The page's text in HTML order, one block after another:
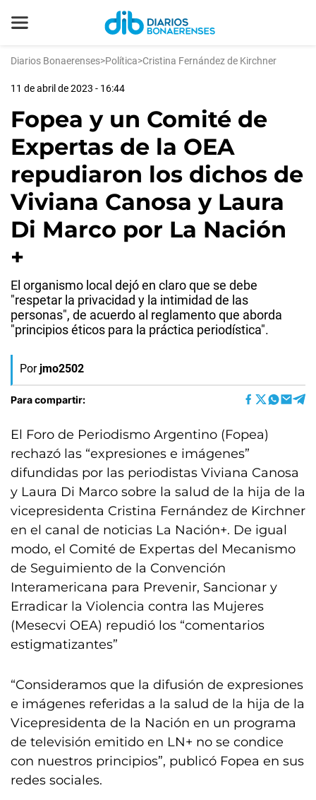
Diarios Bonaerenses>Política>Cristina Fernández de Kirchner
11 de abril de 2023 - 16:44
Fopea y un Comité de
Expertas de la OEA
repudiaron los dichos de
Viviana Canosa y Laura
Di Marco por La Nación
+
El organismo local dejó en claro que se debe
"respetar la privacidad y la intimidad de las
personas", de acuerdo al reglamento que aborda
"principios éticos para la práctica periodística".
Por jmo2502
Para compartir:
El Foro de Periodismo Argentino (Fopea)
rechazó las “expresiones e imágenes”
difundidas por las periodistas Viviana Canosa
y Laura Di Marco sobre la salud de la hija de la
vicepresidenta Cristina Fernández de Kirchner
en el canal de noticias La Nación+. De igual
modo, el Comité de Expertas del Mecanismo
de Seguimiento de la Convención
Interamericana para Prevenir, Sancionar y
Erradicar la Violencia contra las Mujeres
(Mesecvi OEA) repudió los “comentarios
estigmatizantes”
“Consideramos que la difusión de expresiones
e imágenes referidas a la salud de la hija de la
Vicepresidenta de la Nación en un programa
de televisión emitido en LN+ no se condice
con nuestros principios”, publicó Fopea en sus
redes sociales.